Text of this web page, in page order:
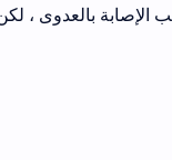
الإصابة بالعدوى ،